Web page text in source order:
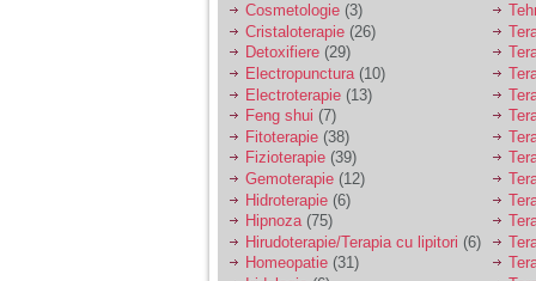
Cosmetologie (3)
Cristaloterapie (26)
Detoxifiere (29)
Electropunctura (10)
Electroterapie (13)
Feng shui (7)
Fitoterapie (38)
Fizioterapie (39)
Gemoterapie (12)
Hidroterapie (6)
Hipnoza(75)
Hirudoterapie/Terapia cu lipitori (6)
Homeopatie (31)